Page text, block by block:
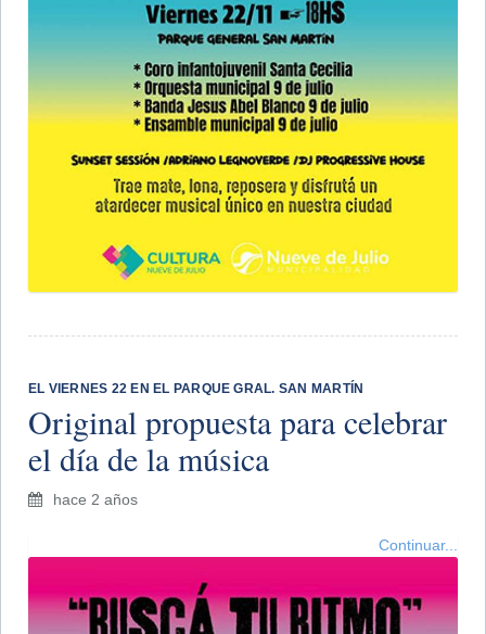
EL VIERNES 22 EN EL PARQUE GRAL. SAN MARTÍN
Original propuesta para celebrar
el día de la música
hace 2 años
Continuar...